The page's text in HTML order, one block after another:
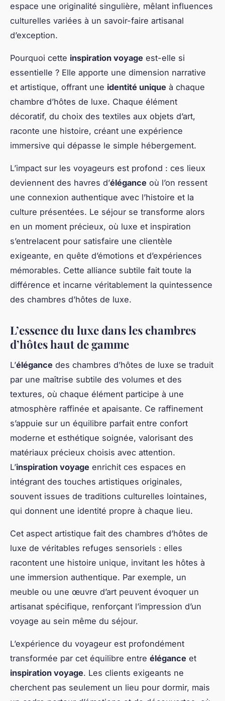
espace une originalité singulière, mêlant influences
culturelles variées à un savoir-faire artisanal
d’exception.
Pourquoi cette inspiration voyage est-elle si
essentielle ? Elle apporte une dimension narrative
et artistique, offrant une identité unique à chaque
chambre d’hôtes de luxe. Chaque élément
décoratif, du choix des textiles aux objets d’art,
raconte une histoire, créant une expérience
immersive qui dépasse le simple hébergement.
L’impact sur les voyageurs est profond : ces lieux
deviennent des havres d’élégance où l’on ressent
une connexion authentique avec l’histoire et la
culture présentées. Le séjour se transforme alors
en un moment précieux, où luxe et inspiration
s’entrelacent pour satisfaire une clientèle
exigeante, en quête d’émotions et d’expériences
mémorables. Cette alliance subtile fait toute la
différence et incarne véritablement la quintessence
des chambres d’hôtes de luxe.
L’essence du luxe dans les chambres
d’hôtes haut de gamme
L’élégance des chambres d’hôtes de luxe se traduit
par une maîtrise subtile des volumes et des
textures, où chaque élément participe à une
atmosphère raffinée et apaisante. Ce raffinement
s’appuie sur un équilibre parfait entre confort
moderne et esthétique soignée, valorisant des
matériaux précieux choisis avec attention.
L’inspiration voyage enrichit ces espaces en
intégrant des touches artistiques originales,
souvent issues de traditions culturelles lointaines,
qui donnent une identité propre à chaque lieu.
Cet aspect artistique fait des chambres d’hôtes de
luxe de véritables refuges sensoriels : elles
racontent une histoire unique, invitant les hôtes à
une immersion authentique. Par exemple, un
meuble ou une œuvre d’art peuvent évoquer un
artisanat spécifique, renforçant l’impression d’un
voyage au sein même du séjour.
L’expérience du voyageur est profondément
transformée par cet équilibre entre élégance et
inspiration voyage. Les clients exigeants ne
cherchent pas seulement un lieu pour dormir, mais